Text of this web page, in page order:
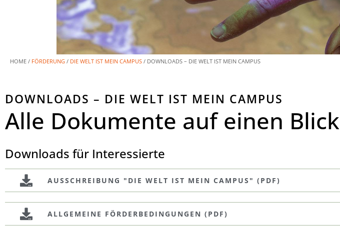
HOME / FÖRDERUNG / DIE WELT IST MEIN CAMPUS / DOWNLOADS – DIE WELT IST MEIN CAMPUS
DOWNLOADS – DIE WELT IST MEIN CAMPUS
Alle Dokumente auf einen Blick
Downloads für Interessierte
AUSSCHREIBUNG "DIE WELT IST MEIN CAMPUS" (PDF)
ALLGEMEINE FÖRDERBEDINGUNGEN (PDF)